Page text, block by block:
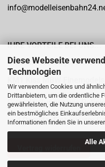
Diese Webseite
Technologien
Wir verwenden Cookies und
Drittanbietern, um die ordentliche
gewährleisten, die Nutzung
ein bestmögliches
Informationen finden Sie in unserer
Alle
IHRE VORTEILE BEI UNS...
Offizieller Vertragspartner
Kiss MBW Finemodels
Dienstleistungen wie
undDecoder Einbau vom